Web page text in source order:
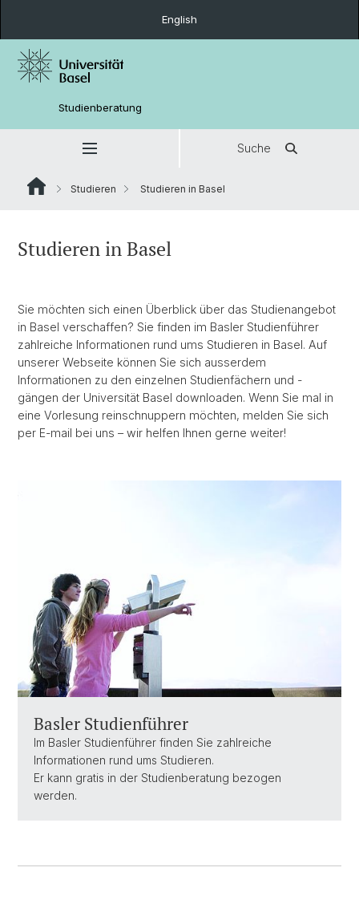
English
Studienberatung
Suche
Studieren Studieren in Basel
Studieren in Basel
Sie möchten sich einen Überblick über das Studienangebot
in Basel verschaffen? Sie finden im Basler Studienführer
zahlreiche Informationen rund ums Studieren in Basel. Auf
unserer Webseite können Sie sich ausserdem
Informationen zu den einzelnen Studienfächern und -
gängen der Universität Basel downloaden. Wenn Sie mal in
eine Vorlesung reinschnuppern möchten, melden Sie sich
per E-mail bei uns – wir helfen Ihnen gerne weiter!
Basler Studienführer
Im Basler Studienführer finden Sie zahlreiche
Informationen rund ums Studieren.
Er kann gratis in der Studienberatung bezogen
werden.